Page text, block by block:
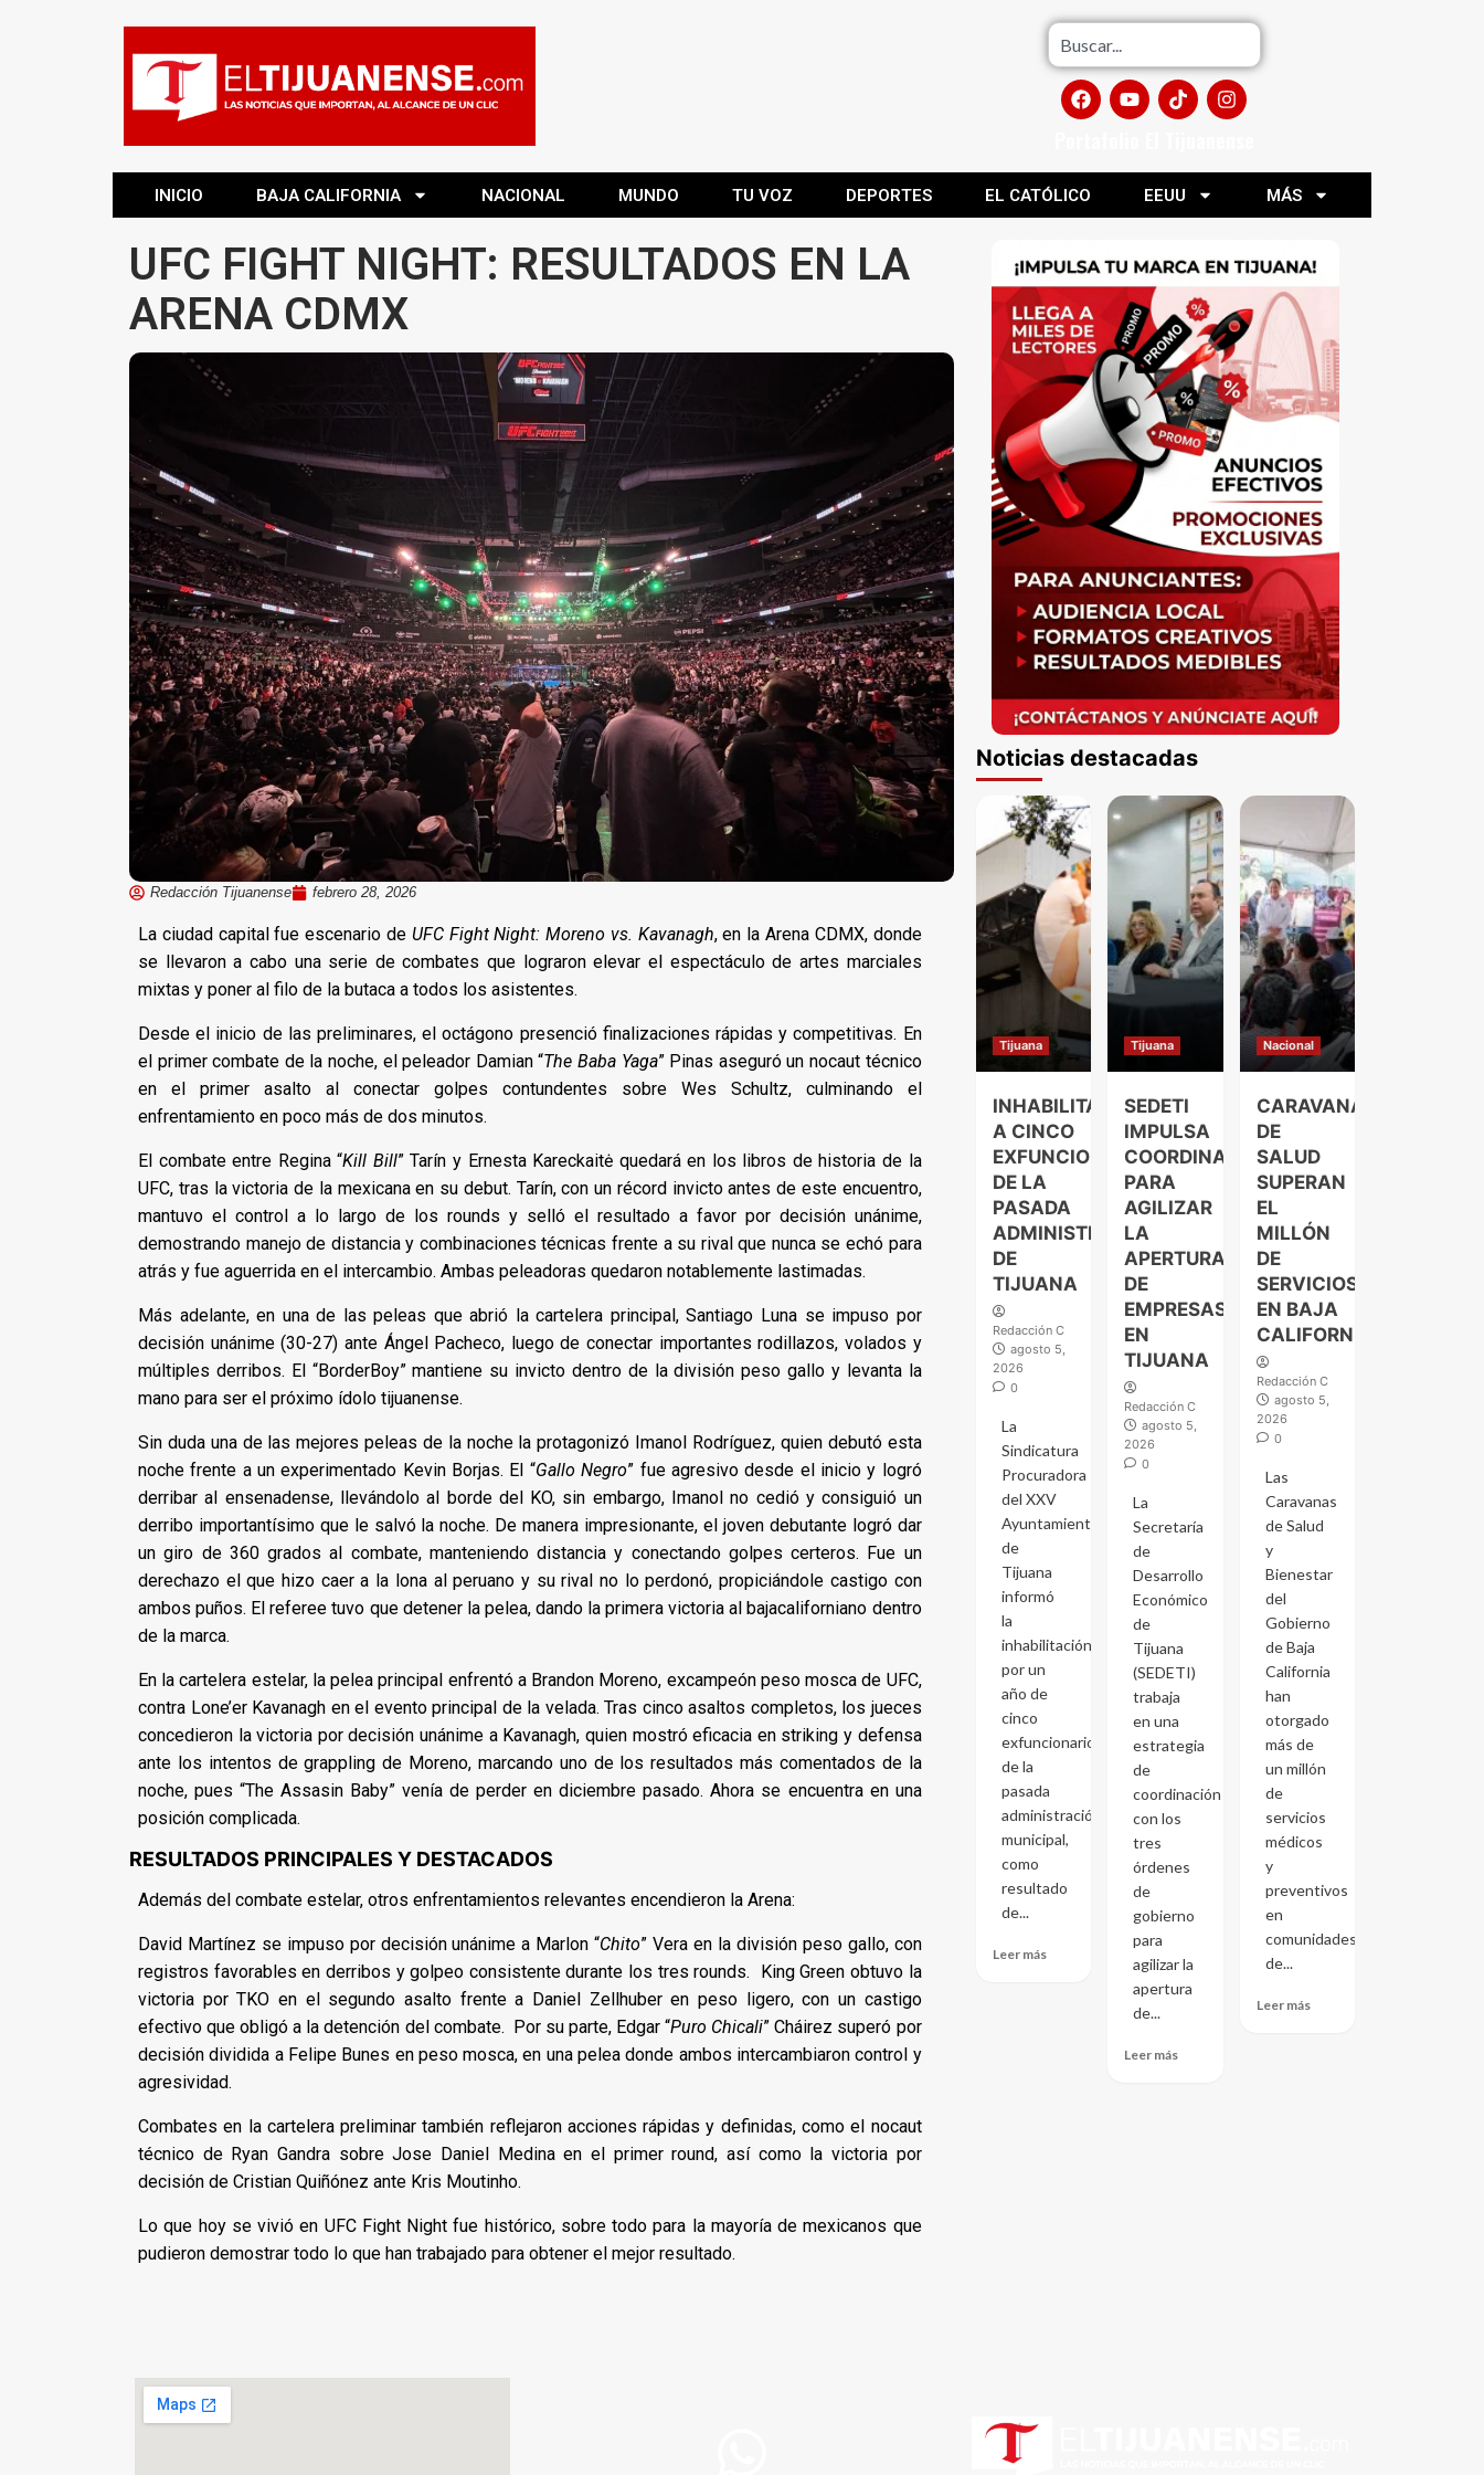
INICIO BAJA CALIFORNIA NACIONAL MUNDO TU VOZ DEPORTES EL CATÓLICO EEUU MÁS
UFC FIGHT NIGHT: RESULTADOS EN LA
ARENA CDMX
Redacción Tijuanense febrero 28, 2026
La ciudad capital fue escenario de UFC Fight Night: Moreno vs. Kavanagh, en la Arena CDMX, donde
se llevaron a cabo una serie de combates que lograron elevar el espectáculo de artes marciales
mixtas y poner al filo de la butaca a todos los asistentes.
Desde el inicio de las preliminares, el octágono presenció finalizaciones rápidas y competitivas. En
el primer combate de la noche, el peleador Damian “The Baba Yaga” Pinas aseguró un nocaut técnico
en el primer asalto al conectar golpes contundentes sobre Wes Schultz, culminando el
enfrentamiento en poco más de dos minutos.
El combate entre Regina “Kill Bill” Tarín y Ernesta Kareckaitė quedará en los libros de historia de la
UFC, tras la victoria de la mexicana en su debut. Tarín, con un récord invicto antes de este encuentro,
mantuvo el control a lo largo de los rounds y selló el resultado a favor por decisión unánime,
demostrando manejo de distancia y combinaciones técnicas frente a su rival que nunca se echó para
atrás y fue aguerrida en el intercambio. Ambas peleadoras quedaron notablemente lastimadas.
Más adelante, en una de las peleas que abrió la cartelera principal, Santiago Luna se impuso por
decisión unánime (30-27) ante Ángel Pacheco, luego de conectar importantes rodillazos, volados y
múltiples derribos. El “BorderBoy” mantiene su invicto dentro de la división peso gallo y levanta la
mano para ser el próximo ídolo tijuanense.
Sin duda una de las mejores peleas de la noche la protagonizó Imanol Rodríguez, quien debutó esta
noche frente a un experimentado Kevin Borjas. El “Gallo Negro” fue agresivo desde el inicio y logró
derribar al ensenadense, llevándolo al borde del KO, sin embargo, Imanol no cedió y consiguió un
derribo importantísimo que le salvó la noche. De manera impresionante, el joven debutante logró dar
un giro de 360 grados al combate, manteniendo distancia y conectando golpes certeros. Fue un
derechazo el que hizo caer a la lona al peruano y su rival no lo perdonó, propiciándole castigo con
ambos puños. El referee tuvo que detener la pelea, dando la primera victoria al bajacaliforniano dentro
de la marca.
En la cartelera estelar, la pelea principal enfrentó a Brandon Moreno, excampeón peso mosca de UFC,
contra Lone’er Kavanagh en el evento principal de la velada. Tras cinco asaltos completos, los jueces
concedieron la victoria por decisión unánime a Kavanagh, quien mostró eficacia en striking y defensa
ante los intentos de grappling de Moreno, marcando uno de los resultados más comentados de la
noche, pues “The Assasin Baby” venía de perder en diciembre pasado. Ahora se encuentra en una
posición complicada.
RESULTADOS PRINCIPALES Y DESTACADOS
Además del combate estelar, otros enfrentamientos relevantes encendieron la Arena:
David Martínez se impuso por decisión unánime a Marlon “Chito” Vera en la división peso gallo, con
registros favorables en derribos y golpeo consistente durante los tres rounds. King Green obtuvo la
victoria por TKO en el segundo asalto frente a Daniel Zellhuber en peso ligero, con un castigo
efectivo que obligó a la detención del combate. Por su parte, Edgar “Puro Chicali” Cháirez superó por
decisión dividida a Felipe Bunes en peso mosca, en una pelea donde ambos intercambiaron control y
agresividad.
Combates en la cartelera preliminar también reflejaron acciones rápidas y definidas, como el nocaut
técnico de Ryan Gandra sobre Jose Daniel Medina en el primer round, así como la victoria por
decisión de Cristian Quiñónez ante Kris Moutinho.
Lo que hoy se vivió en UFC Fight Night fue histórico, sobre todo para la mayoría de mexicanos que
pudieron demostrar todo lo que han trabajado para obtener el mejor resultado.
Noticias destacadas
Tijuana
INHABILITAN
A CINCO
EXFUNCIONARIOS
DE LA
PASADA
ADMINISTRACIÓN
DE
TIJUANA
Redacción C
agosto 5,
2026
0
La
Sindicatura
Procuradora
del XXV
Ayuntamiento
de
Tijuana
informó
la
inhabilitación
por un
año de
cinco
exfuncionarios
de la
pasada
administración
municipal,
como
resultado
de...
Leer más
Tijuana
SEDETI
IMPULSA
COORDINACIÓN
PARA
AGILIZAR
LA
APERTURA
DE
EMPRESAS
EN
TIJUANA
Redacción C
agosto 5,
2026
0
La
Secretaría
de
Desarrollo
Económico
de
Tijuana
(SEDETI)
trabaja
en una
estrategia
de
coordinación
con los
tres
órdenes
de
gobierno
para
agilizar la
apertura
de...
Leer más
Nacional
CARAVANAS
DE
SALUD
SUPERAN
EL
MILLÓN
DE
SERVICIOS
EN BAJA
CALIFORNIA
Redacción C
agosto 5,
2026
0
Las
Caravanas
de Salud
y
Bienestar
del
Gobierno
de Baja
California
han
otorgado
más de
un millón
de
servicios
médicos
y
preventivos
en
comunidades
de...
Leer más